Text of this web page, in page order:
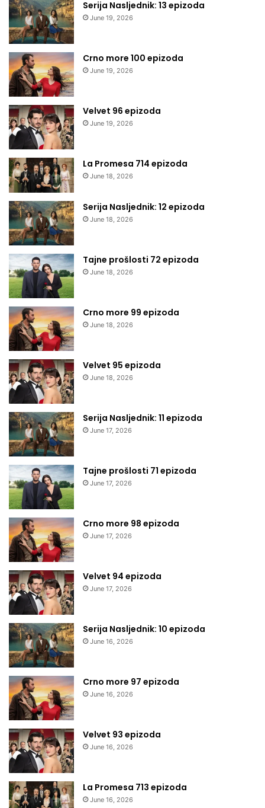
Serija Nasljednik: 13 epizoda
June 19, 2026
Crno more 100 epizoda
June 19, 2026
Velvet 96 epizoda
June 19, 2026
La Promesa 714 epizoda
June 18, 2026
Serija Nasljednik: 12 epizoda
June 18, 2026
Tajne prošlosti 72 epizoda
June 18, 2026
Crno more 99 epizoda
June 18, 2026
Velvet 95 epizoda
June 18, 2026
Serija Nasljednik: 11 epizoda
June 17, 2026
Tajne prošlosti 71 epizoda
June 17, 2026
Crno more 98 epizoda
June 17, 2026
Velvet 94 epizoda
June 17, 2026
Serija Nasljednik: 10 epizoda
June 16, 2026
Crno more 97 epizoda
June 16, 2026
Velvet 93 epizoda
June 16, 2026
La Promesa 713 epizoda
June 16, 2026